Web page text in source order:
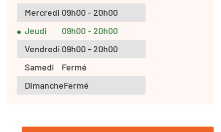
Mercredi 09h00 - 20h00
Jeudi
09h00 - 20h00
Vendredi 09h00 - 20h00
Samedi
Fermé
DimancheFermé